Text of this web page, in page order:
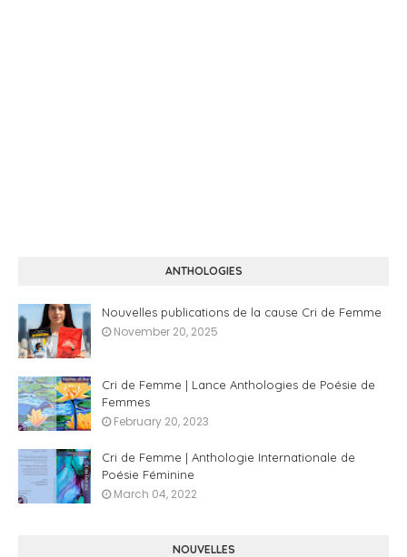
ANTHOLOGIES
Nouvelles publications de la cause Cri de Femme
November 20, 2025
Cri de Femme | Lance Anthologies de Poésie de
Femmes
February 20, 2023
Cri de Femme | Anthologie Internationale de
Poésie Féminine
March 04, 2022
NOUVELLES